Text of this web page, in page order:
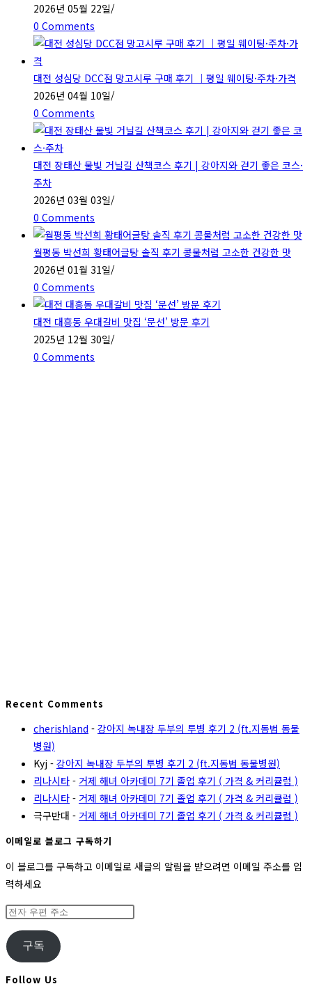
2026년 05월 22일/
0 Comments
대전 성심당 DCC점 망고시루 구매 후기 ｜평일 웨이팅·주차·가격
2026년 04월 10일/
0 Comments
대전 장태산 물빛 거닐길 산책코스 후기 | 강아지와 걷기 좋은 코스·
주차
2026년 03월 03일/
0 Comments
월평동 박선희 황태어글탕 솔직 후기 콩물처럼 고소한 건강한 맛
2026년 01월 31일/
0 Comments
대전 대흥동 우대갈비 맛집 ‘문선’ 방문 후기
2025년 12월 30일/
0 Comments
Recent Comments
cherishland - 강아지 녹내장 두부의 투병 후기 2 (ft.지동범 동물
병원)
Kyj - 강아지 녹내장 두부의 투병 후기 2 (ft.지동범 동물병원)
리나시타 - 거제 해녀 아카데미 7기 졸업 후기 ( 가격 & 커리큘럼 )
리나시타 - 거제 해녀 아카데미 7기 졸업 후기 ( 가격 & 커리큘럼 )
극구반대 - 거제 해녀 아카데미 7기 졸업 후기 ( 가격 & 커리큘럼 )
이메일로 블로그 구독하기
이 블로그를 구독하고 이메일로 새글의 알림을 받으려면 이메일 주소를 입
력하세요
전
우
편
주
구독
Follow Us